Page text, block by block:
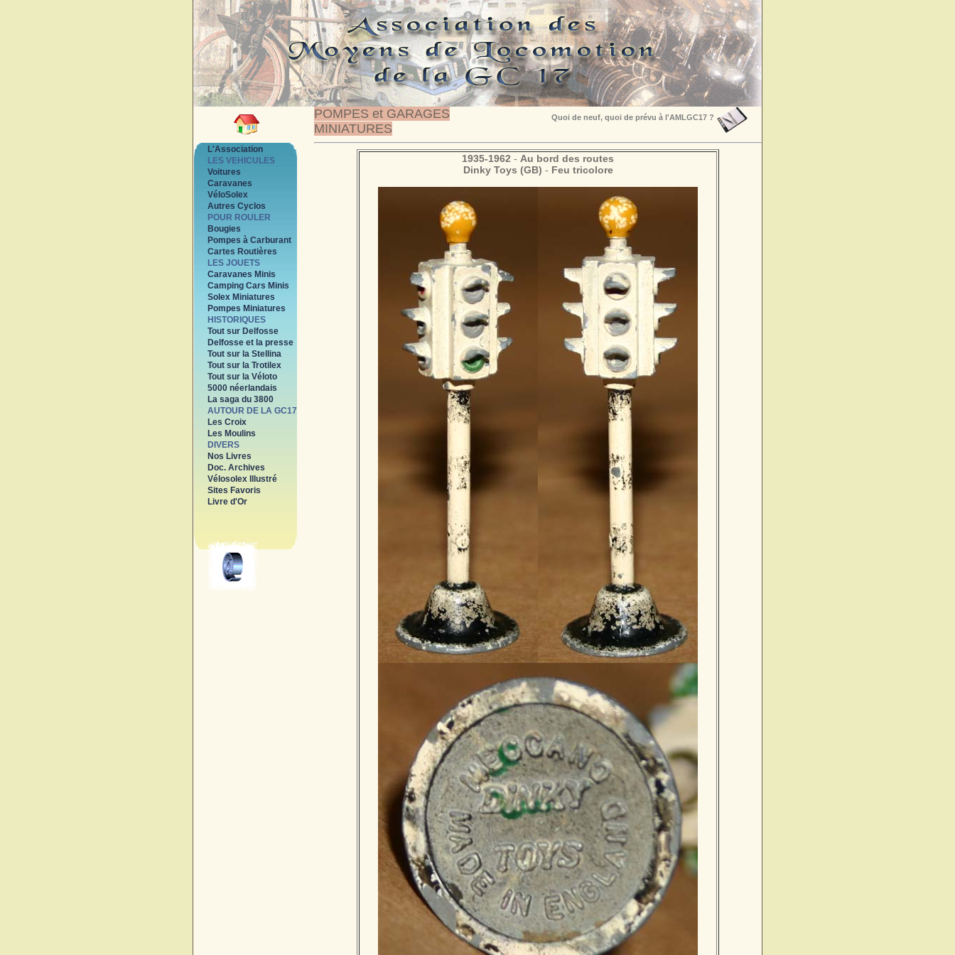
POMPES et GARAGES
MINIATURES
Quoi de neuf, quoi de prévu à l'AMLGC17 ?
L'Association
LES VEHICULES
Voitures
Caravanes
VéloSolex
Autres Cyclos
POUR ROULER
Bougies
Pompes à Carburant
Cartes Routières
LES JOUETS
Caravanes Minis
Camping Cars Minis
Solex Miniatures
Pompes Miniatures
HISTORIQUES
Tout sur Delfosse
Delfosse et la presse
Tout sur la Stellina
Tout sur la Trotilex
Tout sur la Véloto
5000 néerlandais
La saga du 3800
AUTOUR DE LA GC17
Les Croix
Les Moulins
DIVERS
Nos Livres
Doc. Archives
Vélosolex Illustré
Sites Favoris
Livre d'Or
1935-1962 - Au bord des routes
Dinky Toys (GB) - Feu tricolore